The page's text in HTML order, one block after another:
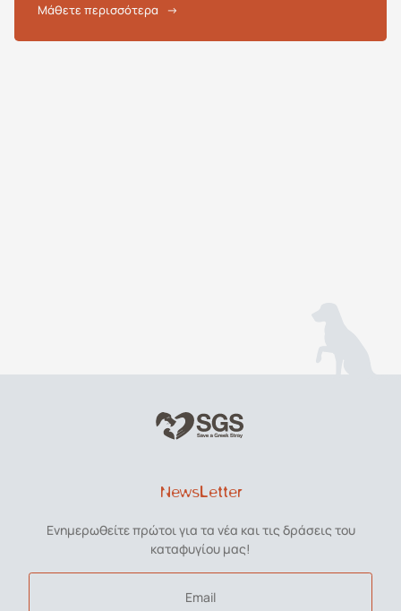
Μάθετε περισσότερα →
NewsLetter
Ενημερωθείτε πρώτοι για τα νέα και τις δράσεις του
καταφυγίου μας!
Email